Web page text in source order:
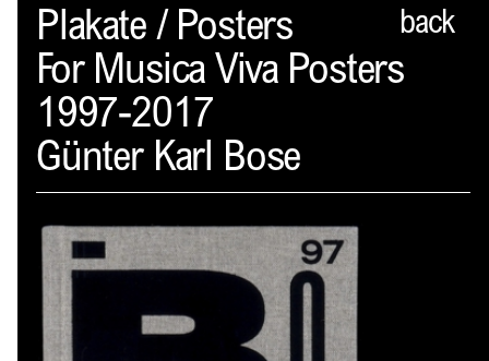
back
Spector
PROFIL
AKTUELLES
INDEX
WARENKORB (0)
VERLAGSVORSCHAU
DISTRIBUTION
Plakate / Posters
For Musica Viva Posters
1997-2017
Günter Karl Bose